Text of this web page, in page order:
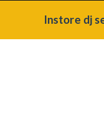
Instore dj